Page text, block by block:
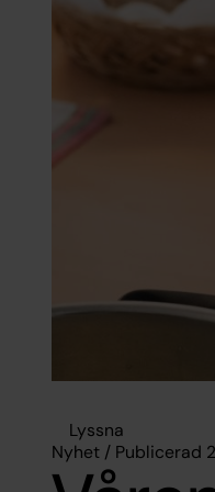
Lyssna
Nyhet / Publicerad